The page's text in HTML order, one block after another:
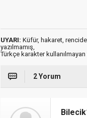
UYARI: Küfür, hakaret,
yazılmamış,
Türkçe karakter
2 Yorum